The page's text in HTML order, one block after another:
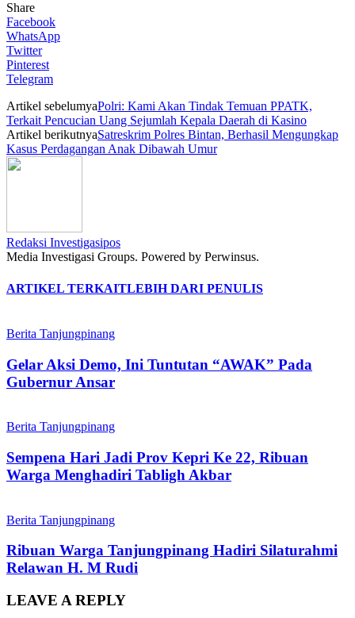
Share
Facebook
WhatsApp
Twitter
Pinterest
Telegram
Artikel sebelumyaPolri: Kami Akan Tindak Temuan PPATK,
Terkait Pencucian Uang Sejumlah Kepala Daerah di Kasino
Artikel berikutnyaSatreskrim Polres Bintan, Berhasil Mengungkap
Kasus Perdagangan Anak Dibawah Umur
Redaksi Investigasipos
Media Investigasi Groups. Powered by Perwinsus.
ARTIKEL TERKAITLEBIH DARI PENULIS
Berita Tanjungpinang
Gelar Aksi Demo, Ini Tuntutan “AWAK” Pada
Gubernur Ansar
Berita Tanjungpinang
Sempena Hari Jadi Prov Kepri Ke 22, Ribuan
Warga Menghadiri Tabligh Akbar
Berita Tanjungpinang
Ribuan Warga Tanjungpinang Hadiri Silaturahmi
Relawan H. M Rudi
LEAVE A REPLY